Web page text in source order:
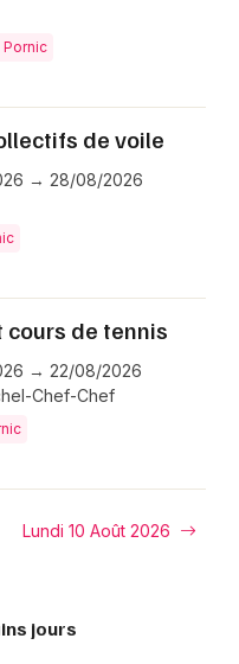
de voile
→ 28/08/2026
cours de tennis
→ 22/08/2026
Chef-Chef
Lundi 10 Août 2026
jours